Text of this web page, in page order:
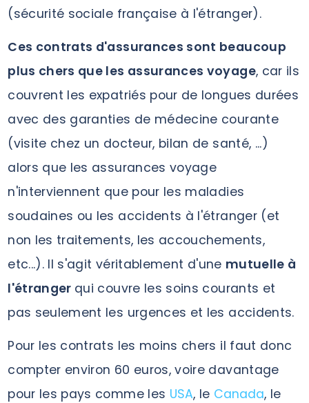
(sécurité sociale française à l'étranger).
Ces contrats d'assurances sont beaucoup
plus chers que les assurances voyage, car ils
couvrent les expatriés pour de longues durées
avec des garanties de médecine courante
(visite chez un docteur, bilan de santé, ...)
alors que les assurances voyage
n'interviennent que pour les maladies
soudaines ou les accidents à l'étranger (et
non les traitements, les accouchements,
etc...). Il s'agit véritablement d'une mutuelle à
l'étranger qui couvre les soins courants et
pas seulement les urgences et les accidents.
Pour les contrats les moins chers il faut donc
compter environ 60 euros, voire davantage
pour les pays comme les USA, le Canada, le